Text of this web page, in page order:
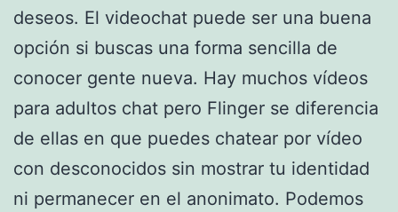
deseos. El videochat puede ser una buena
opción si buscas una forma sencilla de
conocer gente nueva. Hay muchos vídeos
para adultos chat pero Flinger se diferencia
de ellas en que puedes chatear por vídeo
con desconocidos sin mostrar tu identidad
ni permanecer en el anonimato. Podemos